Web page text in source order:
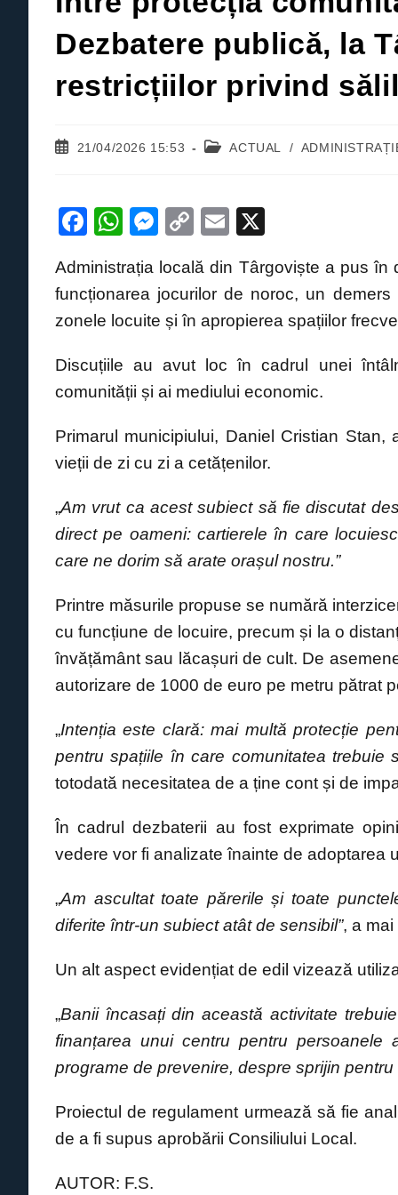
Dezbatere publică, la
restricțiilor privind
Post21/04/2026 15:53
PostACTUAL /
F
c
e
b
o
o
W
at
s
A
p
p
M
ss
e
n
g
er
C
p
y
Li
n
k
E
ail
Administrația locală din Târgoviște a pus
funcționarea jocurilor de noroc, un
zonele locuite și în apropierea spațiilor
Discuțiile au avut loc în cadrul unei
comunității și ai mediului economic.
Primarul municipiului, Daniel Cristian
vieții de zi cu zi a cetățenilor.
„Am vrut ca acest subiect să fie discutat
direct pe oameni: cartierele în care
care ne dorim să arate orașul nostru.”
Printre măsurile propuse se numără
cu funcțiune de locuire, precum și la o
învățământ sau lăcașuri de cult. De
autorizare de 1000 de euro pe metru pătrat
„Intenția este clară: mai multă protecție
pentru spațiile în care comunitatea trebuie
totodată necesitatea de a ține cont și de
În cadrul dezbaterii au fost exprimate
vedere vor fi analizate înainte de adoptarea
„Am ascultat toate părerile și toate
diferite într-un subiect atât de sensibil”, a mai
Un alt aspect evidențiat de edil vizează
„Banii încasați din această activitate
finanțarea unui centru pentru
programe de prevenire, despre sprijin
Proiectul de regulament urmează să fie
de a fi supus aprobării Consiliului Local.
AUTOR: F.S.